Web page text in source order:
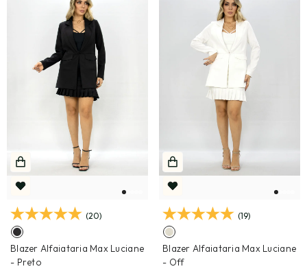
(20)
Blazer Alfaiataria Max Luciane
- Preto
(19)
Blazer Alfaiataria Max Luciane
- Off